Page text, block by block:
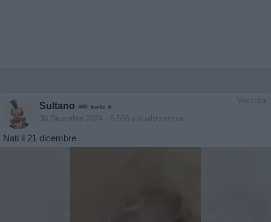
Vaccata
Sultano livello 9
30 Dicembre 2024 - 6.566 visualizzazioni
Nati il 21 dicembre